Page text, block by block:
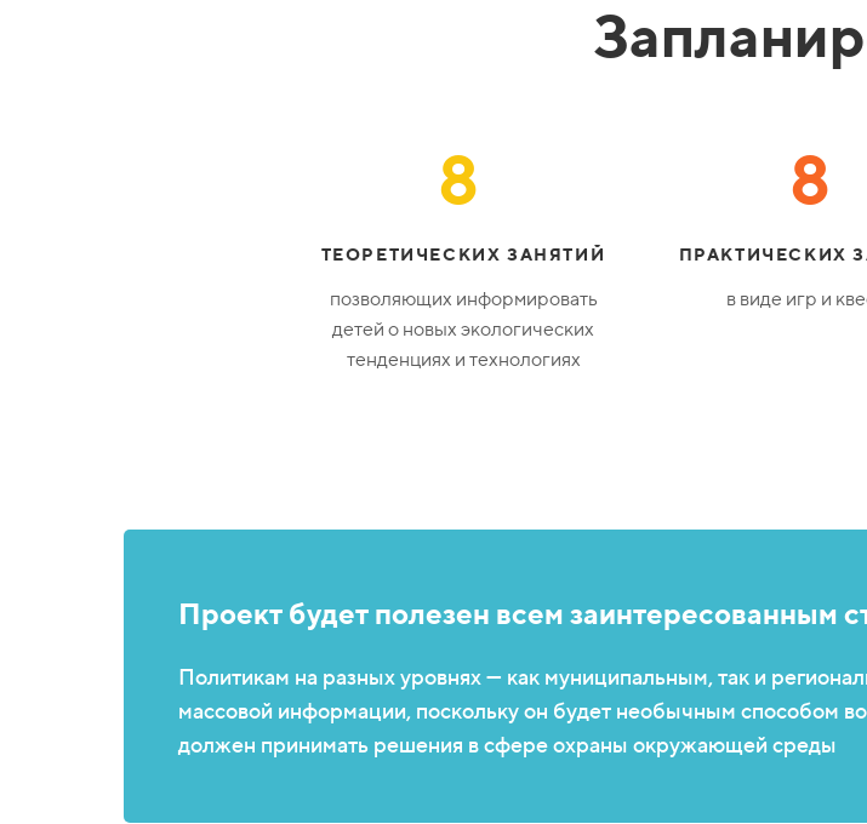
8
ТЕОРЕТИЧЕСКИХ ЗАНЯТИЙ
позволяющих информировать
детей о новых экологических
тенденциях и технологиях
8
ПРАКТИЧЕСКИХ
в виде игр и
Проект будет полезен всем заинтересованным
Политикам на разных уровнях — как муниципальным, так и
массовой информации, поскольку он будет необычным способом
должен принимать решения в сфере охраны окружающей среды